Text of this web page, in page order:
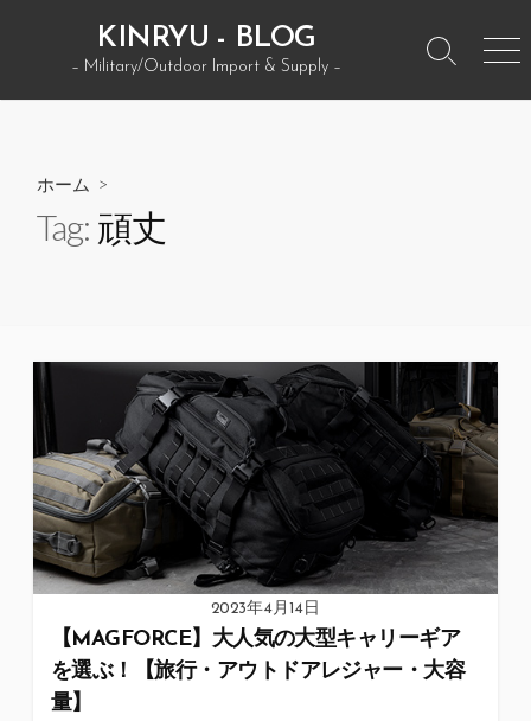
ン
KINRYU - BLOG
– Military/Outdoor Import & Supply –
検
メ
ホーム >
Tag: 頑丈
2023年4月14日
【MAGFORCE】大人気の大型キャリーギア
を選ぶ！【旅行・アウトドアレジャー・大容
量】